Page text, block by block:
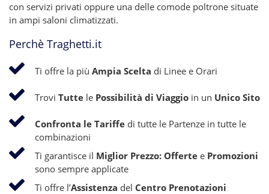
con servizi privati oppure una delle comode poltrone situate
in ampi saloni climatizzati.
Perchè Traghetti.it
Ti offre la più Ampia Scelta di Linee e Orari
Trovi Tutte le Possibilità di Viaggio in un Unico Sito
Confronta le Tariffe di tutte le Partenze in tutte le
combinazioni
Ti garantisce il Miglior Prezzo: Offerte e Promozioni
sono sempre applicate
Ti offre l’Assistenza del Centro Prenotazioni